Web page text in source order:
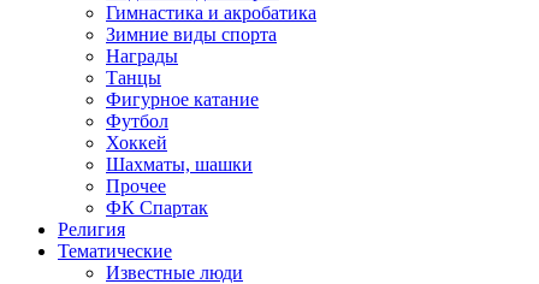
Гимнастика и акробатика
Зимние виды спорта
Награды
Танцы
Фигурное катание
Футбол
Хоккей
Шахматы, шашки
Прочее
ФК Спартак
Религия
Тематические
Известные люди